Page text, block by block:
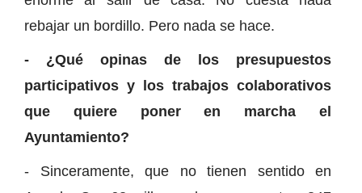
rebajar un bordillo. Pero nada se hace.
- ¿Qué opinas de los presupuestos
participativos y los trabajos colaborativos
que quiere poner en marcha el
Ayuntamiento?
- Sinceramente, que no tienen sentido en